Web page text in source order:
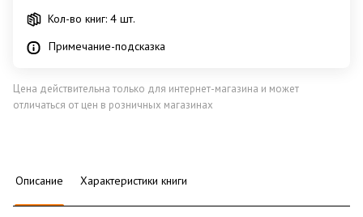
Кол-во книг: 4 шт.
Примечание-подсказка
Цена действительна только для интернет-магазина и может
отличаться от цен в розничных магазинах
Описание Характеристики книги